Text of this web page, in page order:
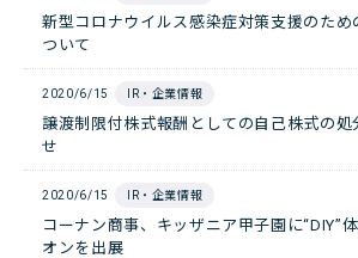
新型コロナウイルス感染症対策支援のため
ついて
2020/6/15 IR・企業情報
譲渡制限付株式報酬としての自己株式の処
せ
2020/6/15 IR・企業情報
コーナン商事、キッザニア甲子園に“DIY”
オンを出展